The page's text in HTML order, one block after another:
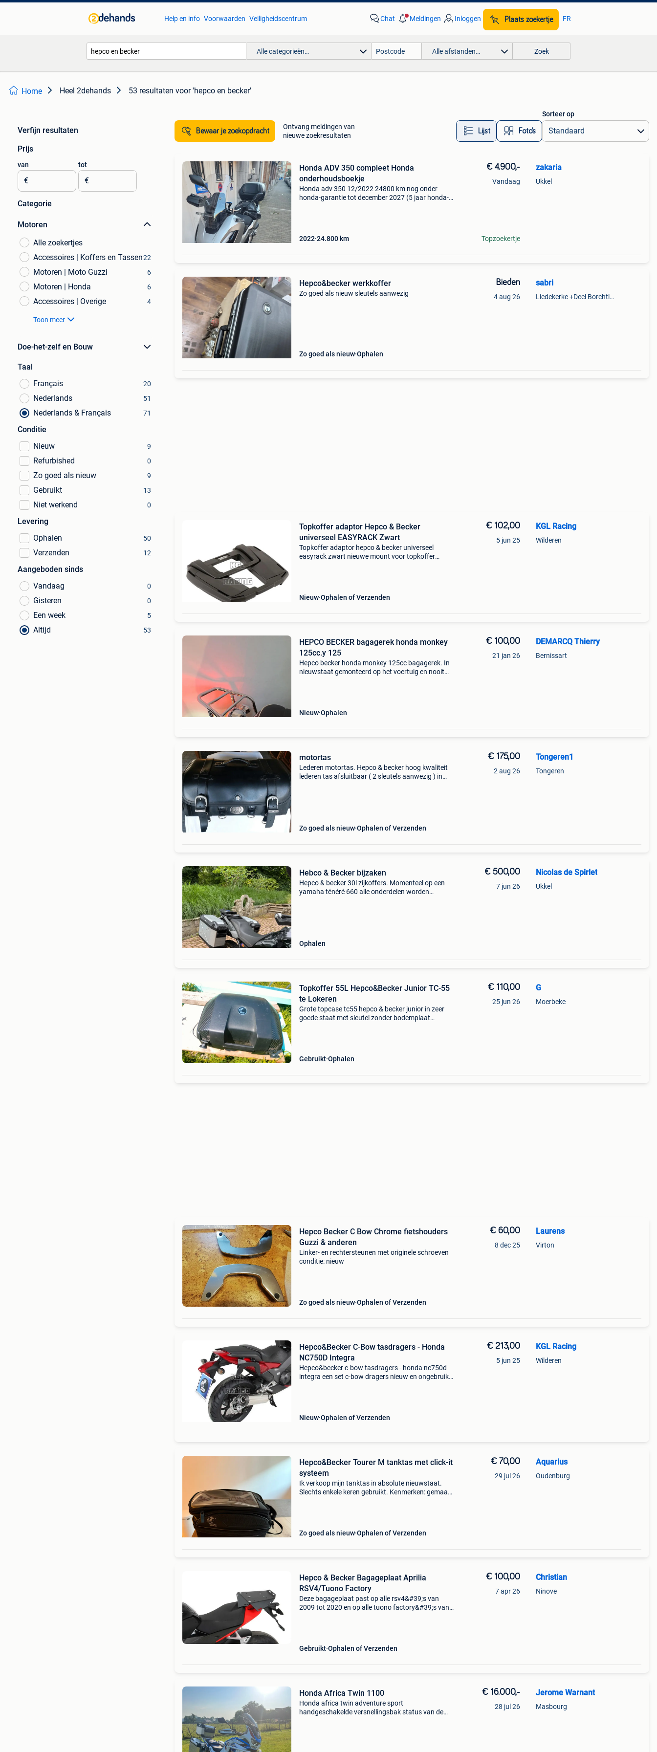
Help en info Voorwaarden Veiligheidscentrum Chat Meldingen Inloggen Plaats zoekertje FR
Alle categorieën… Alle afstanden… Zoek
Home Heel 2dehands 53 resultaten voor 'hepco en becker'
Verfijn resultaten
Prijs
van
€
tot
€
Categorie
Motoren
Alle zoekertjes
Accessoires | Koffers en Tassen22
Motoren | Moto Guzzi 6
Motoren | Honda 6
Accessoires | Overige 4
Toon meer
Doe-het-zelf en Bouw
Taal
Français
20
Nederlands 51
Nederlands & Français 71
Conditie
Nieuw
9
Refurbished 0
Zo goed als nieuw 9
Gebruikt 13
Niet werkend 0
Levering
Ophalen
50
Verzenden 12
Aangeboden sinds
Vandaag
0
Gisteren 0
Een week 5
Altijd 53
Bewaar je zoekopdracht
Ontvang meldingen van
nieuwe zoekresultaten
Lijst Foto’s
Sorteer op
Honda ADV 350 compleet Honda
onderhoudsboekje
Honda adv 350 12/2022 24800 km nog onder
honda-garantie tot december 2027 (5 jaar honda-
2022 24.800 km
€ 4.900,-
Vandaag
Topzoekertje
zakaria
Ukkel
Hepco&becker werkkoffer
Zo goed als nieuw sleutels aanwezig
Zo goed als nieuw Ophalen
Bieden
4 aug 26
sabri
Liedekerke +Deel Borchtlombeek
Topkoffer adaptor Hepco & Becker
universeel EASYRACK Zwart
Topkoffer adaptor hepco & becker universeel
easyrack zwart nieuwe mount voor topkoffer
Nieuw Ophalen of Verzenden
€ 102,00
5 jun 25
KGL Racing
Wilderen
HEPCO BECKER bagagerek honda monkey
125cc.y 125
Hepco becker honda monkey 125cc bagagerek. In
nieuwstaat gemonteerd op het voertuig en nooit
Nieuw Ophalen
€ 100,00
21 jan 26
DEMARCQ Thierry
Bernissart
motortas
Lederen motortas. Hepco & becker hoog kwaliteit
lederen tas afsluitbaar ( 2 sleutels aanwezig ) in
Zo goed als nieuw Ophalen of Verzenden
€ 175,00
2 aug 26
Tongeren1
Tongeren
Hebco & Becker bijzaken
Hepco & becker 30l zijkoffers. Momenteel op een
yamaha ténéré 660 alle onderdelen worden
Ophalen
€ 500,00
7 jun 26
Nicolas de Spirlet
Ukkel
Topkoffer 55L Hepco&Becker Junior TC-55
te Lokeren
Grote topcase tc55 hepco & becker junior in zeer
goede staat met sleutel zonder bodemplaat
Gebruikt Ophalen
€ 110,00
25 jun 26
G
Moerbeke
Hepco Becker C Bow Chrome fietshouders
Guzzi & anderen
Linker- en rechtersteunen met originele schroeven
conditie: nieuw
Zo goed als nieuw Ophalen of Verzenden
€ 60,00
8 dec 25
Laurens
Virton
Hepco&Becker C-Bow tasdragers - Honda
NC750D Integra
Hepco&becker c-bow tasdragers - honda nc750d
integra een set c-bow dragers nieuw en ongebruikt,
Nieuw Ophalen of Verzenden
€ 213,00
5 jun 25
KGL Racing
Wilderen
Hepco&Becker Tourer M tanktas met click-it
systeem
Ik verkoop mijn tanktas in absolute nieuwstaat.
Slechts enkele keren gebruikt. Kenmerken: gemaakt
Zo goed als nieuw Ophalen of Verzenden
€ 70,00
29 jul 26
Aquarius
Oudenburg
Hepco & Becker Bagageplaat Aprilia
RSV4/Tuono Factory
Deze bagageplaat past op alle rsv4&#39;s van
2009 tot 2020 en op alle tuono factory&#39;s van
Gebruikt Ophalen of Verzenden
€ 100,00
7 apr 26
Christian
Ninove
Honda Africa Twin 1100
Honda africa twin adventure sport
handgeschakelde versnellingsbak status van de
€ 16.000,-
28 jul 26
Jerome Warnant
Masbourg